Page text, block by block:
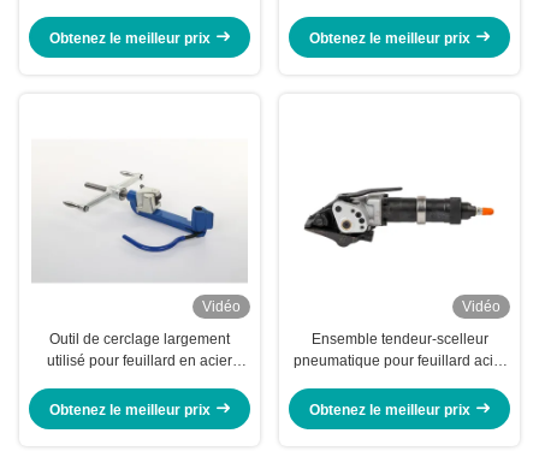
Obtenez le meilleur prix
Obtenez le meilleur prix
Vidéo
Outil de cerclage largement
utilisé pour feuillard en acier
Obtenez le meilleur prix
Vidéo
Ensemble tendeur-scelleur
pneumatique pour feuillard acier
Obtenez le meilleur prix